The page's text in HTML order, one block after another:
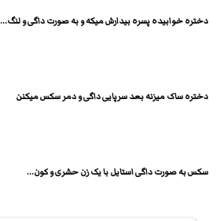
دختره خوابیده پسره بیدارش میکه و به صورت داگی و لنگ...
دختره ساک میزنه بعد سرپایی داگی و دمر سکس میکنن
سکس به صورت داگی استایل با یک زن حشری و کون...